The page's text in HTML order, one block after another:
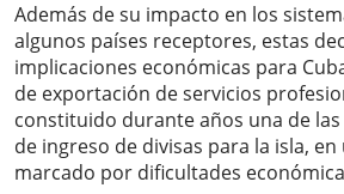
Además de su impacto en los
algunos países receptores, estas
implicaciones económicas para
de exportación de servicios
constituido durante años una de
de ingreso de divisas para la isla,
marcado por dificultades